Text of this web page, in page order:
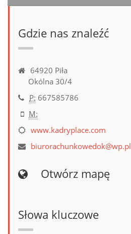
Gdzie nas znaleźć
64920 Piła
Okólna 30/4
P: 667585786
M:
www.kadryplace.com
biurorachunkowedok@wp.pl
Otwórz mapę
Słowa kluczowe